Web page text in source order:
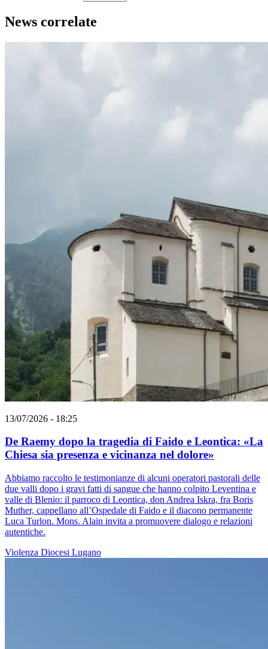
News correlate
13/07/2026 - 18:25
De Raemy dopo la tragedia di Faido e Leontica: «La
Chiesa sia presenza e vicinanza nel dolore»
Abbiamo raccolto le testimonianze di alcuni operatori pastorali delle
due valli dopo i gravi fatti di sangue che hanno colpito Leventina e
valle di Blenio: il parroco di Leontica, don Andrea Iskra, fra Boris
Muther, cappellano all’Ospedale di Faido e il diacono permanente
Luca Turlon. Mons. Alain invita a promuovere dialogo e relazioni
autentiche.
Violenza Diocesi Lugano